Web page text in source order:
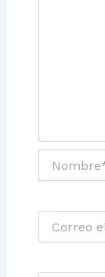
electrónico*